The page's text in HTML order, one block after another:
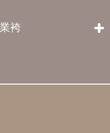
の記念日に。
ドレス…いつま
て輝き続けます
袴